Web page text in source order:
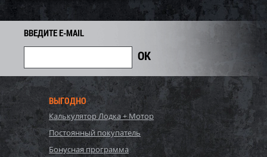
8 100 i
Экономия
6 660 i
740 Экономия
ВВЕДИТЕ E-MAIL
ВЫГОДНО
Калькулятор Лодка + Мотор
Постоянный покупатель
Бонусная программа